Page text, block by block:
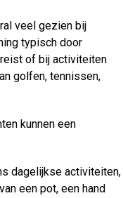
veel gezien bij
typisch door
of bij activiteiten
golfen, tennissen,
kunnen een
dagelijkse activiteiten,
een pot, een hand